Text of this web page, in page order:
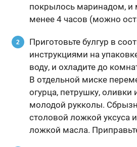
покрылось маринадом, и
менее 4 часов (можно
Приготовьте булгур в
инструкциями на
воду, и охладите до
В отдельной миске
огурца, петрушку, оливки
молодой рукколы.
столовой ложкой уксуса
ложкой масла.